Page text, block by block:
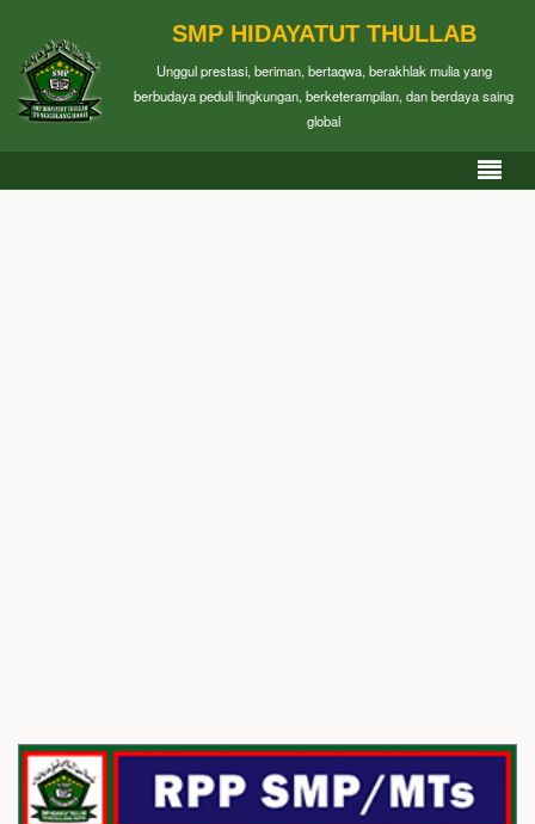
SMP HIDAYATUT THULLAB
Unggul prestasi, beriman, bertaqwa, berakhlak mulia yang
berbudaya peduli lingkungan, berketerampilan, dan berdaya saing
global